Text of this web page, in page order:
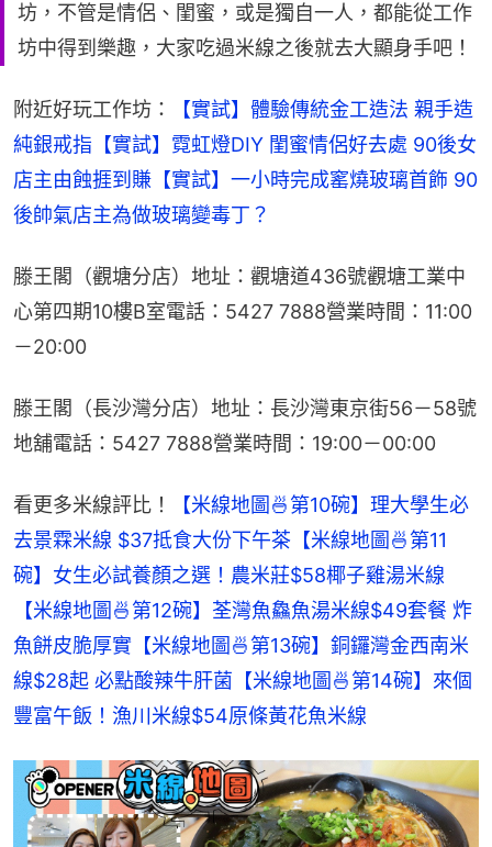
坊，不管是情侶、閨蜜，或是獨自一人，都能從工作
坊中得到樂趣，大家吃過米線之後就去大顯身手吧！
附近好玩工作坊：
【實試】體驗傳統金工造法 親手造
純銀戒指 【實試】霓虹燈DIY 閨蜜情侶好去處 90後女
店主由蝕捱到賺 【實試】一小時完成窰燒玻璃首飾 90
後帥氣店主為做玻璃變毒丁？
滕王閣（觀塘分店）地址：觀塘道436號觀塘工業中
心第四期10樓B室電話：5427 7888營業時間：11:00
－20:00
滕王閣（長沙灣分店）地址：長沙灣東京街56－58號
地舖電話：5427 7888營業時間：19:00－00:00
看更多米線評比！
【米線地圖🍜第10碗】理大學生必
去景霖米線 $37抵食大份下午茶 【米線地圖🍜第11
碗】女生必試養顏之選！農米莊$58椰子雞湯米線
【米線地圖🍜第12碗】荃灣魚鱻魚湯米線$49套餐 炸
魚餅皮脆厚實 【米線地圖🍜第13碗】銅鑼灣金西南米
線$28起 必點酸辣牛肝菌 【米線地圖🍜第14碗】來個
豐富午飯！漁川米線$54原條黃花魚米線